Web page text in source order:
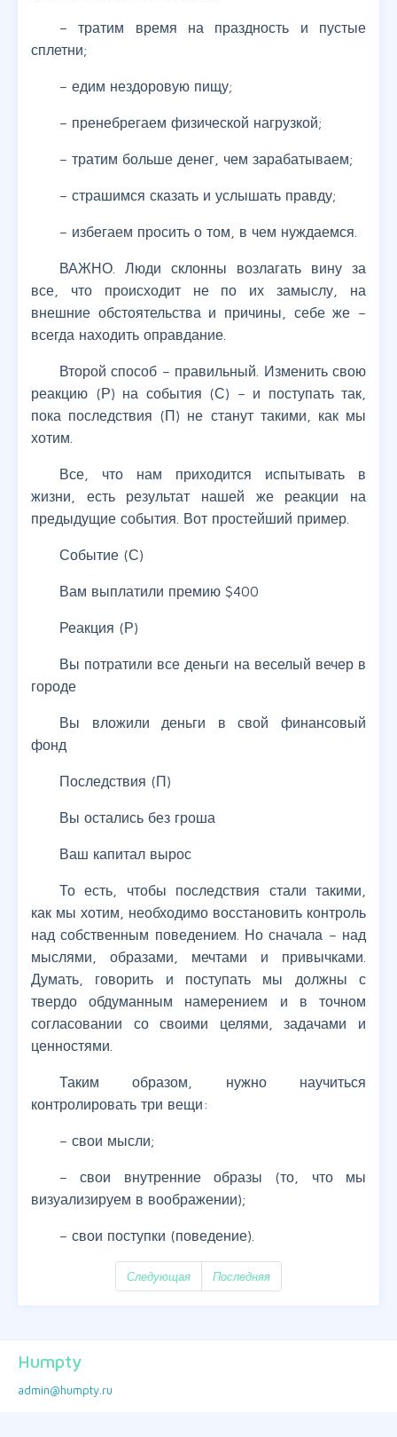
– тратим время на праздность и пустые
сплетни;
– едим нездоровую пищу;
– пренебрегаем физической нагрузкой;
– тратим больше денег, чем зарабатываем;
– страшимся сказать и услышать правду;
– избегаем просить о том, в чем нуждаемся.
ВАЖНО. Люди склонны возлагать вину за
все, что происходит не по их замыслу, на
внешние обстоятельства и причины, себе же –
всегда находить оправдание.
Второй способ – правильный. Изменить свою
реакцию (Р) на события (С) – и поступать так,
пока последствия (П) не станут такими, как мы
хотим.
Все, что нам приходится испытывать в
жизни, есть результат нашей же реакции на
предыдущие события. Вот простейший пример.
Событие (С)
Вам выплатили премию $400
Реакция (Р)
Вы потратили все деньги на веселый вечер в
городе
Вы вложили деньги в свой финансовый
фонд
Последствия (П)
Вы остались без гроша
Ваш капитал вырос
То есть, чтобы последствия стали такими,
как мы хотим, необходимо восстановить контроль
над собственным поведением. Но сначала – над
мыслями, образами, мечтами и привычками.
Думать, говорить и поступать мы должны с
твердо обдуманным намерением и в точном
согласовании со своими целями, задачами и
ценностями.
Таким образом, нужно научиться
контролировать три вещи:
– свои мысли;
– свои внутренние образы (то, что мы
визуализируем в воображении);
– свои поступки (поведение).
Следующая Последняя
Humpty
admin@humpty.ru